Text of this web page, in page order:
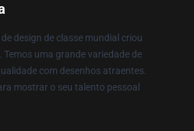
design de classe mundial criou
uma grande variedade de
com desenhos atraentes.
mostrar o seu talento pessoal